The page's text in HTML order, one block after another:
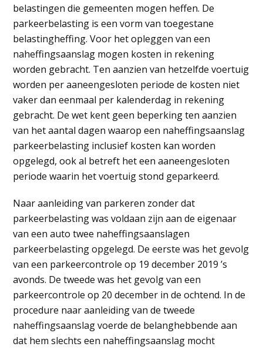
belastingen die gemeenten mogen heffen. De
parkeerbelasting is een vorm van toegestane
belastingheffing. Voor het opleggen van een
naheffingsaanslag mogen kosten in rekening
worden gebracht. Ten aanzien van hetzelfde voertuig
worden per aaneengesloten periode de kosten niet
vaker dan eenmaal per kalenderdag in rekening
gebracht. De wet kent geen beperking ten aanzien
van het aantal dagen waarop een naheffingsaanslag
parkeerbelasting inclusief kosten kan worden
opgelegd, ook al betreft het een aaneengesloten
periode waarin het voertuig stond geparkeerd.
Naar aanleiding van parkeren zonder dat
parkeerbelasting was voldaan zijn aan de eigenaar
van een auto twee naheffingsaanslagen
parkeerbelasting opgelegd. De eerste was het gevolg
van een parkeercontrole op 19 december 2019 ’s
avonds. De tweede was het gevolg van een
parkeercontrole op 20 december in de ochtend. In de
procedure naar aanleiding van de tweede
naheffingsaanslag voerde de belanghebbende aan
dat hem slechts een naheffingsaanslag mocht